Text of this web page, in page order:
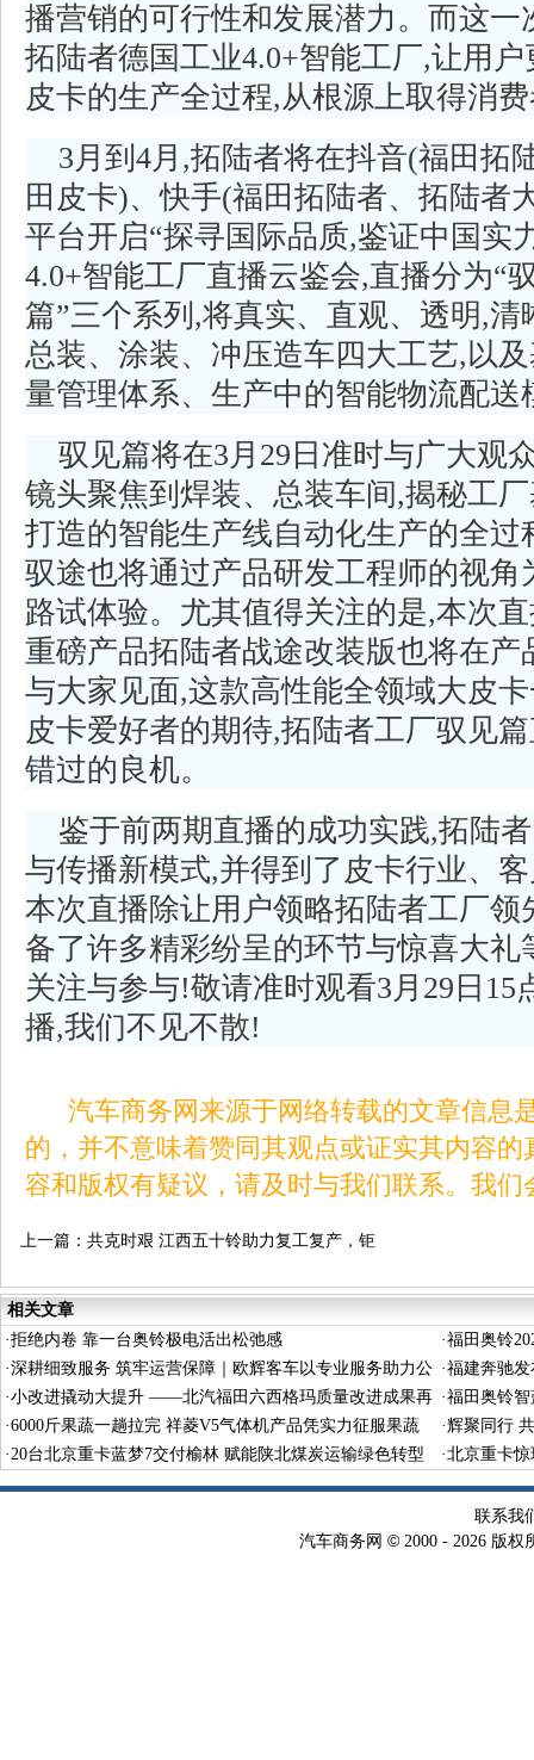
播营销的可行性和发展潜力。而这
拓陆者德国工业4.0+智能工厂,让用
皮卡的生产全过程,从根源上取得消
3月到4月,拓陆者将在抖音(福田拓
田皮卡)、快手(福田拓陆者、拓陆者
平台开启“探寻国际品质,鉴证中国
4.0+智能工厂直播云鉴会,直播分为“
篇”三个系列,将真实、直观、透明,
总装、涂装、冲压造车四大工艺,以
量管理体系、生产中的智能物流配送
驭见篇将在3月29日准时与广大观
镜头聚焦到焊装、总装车间,揭秘工
打造的智能生产线自动化生产的全
驭途也将通过产品研发工程师的视
路试体验。尤其值得关注的是,本次
重磅产品拓陆者战途改装版也将在
与大家见面,这款高性能全领域大皮
皮卡爱好者的期待,拓陆者工厂驭见
错过的良机。
鉴于前两期直播的成功实践,拓陆
与传播新模式,并得到了皮卡行业、
本次直播除让用户领略拓陆者工厂
备了许多精彩纷呈的环节与惊喜大
关注与参与!敬请准时观看3月29日15
播,我们不见不散!
汽车商务网来源于网络转载的文章信息
的，并不意味着赞同其观点或证实其内容
容和版权有疑议，请及时与我们联系。我
上一篇： 共克时艰 江西五十铃助力复工复产，钜
相关文章
·拒绝内卷 靠一台奥铃极电活出松弛感 ·福田奥铃
义驱动长效
·深耕细致服务 筑牢运营保障｜欧辉客车以专业服务助力公
交平稳运行
·福建奔驰发
·小改进撬动大提升 ——北汽福田六西格玛质量改进成果再
获国家级殊荣
·福田奥铃
·6000斤果蔬一趟拉完 祥菱V5气体机产品凭实力征服果蔬
生意人
·辉聚同行
启航
·20台北京重卡蓝梦7交付榆林 赋能陕北煤炭运输绿色转型 ·北京重卡
联系我
汽车商务网 © 2000 - 2026 版权